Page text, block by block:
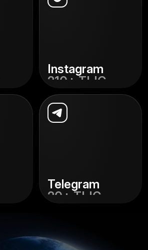
Instagram
210+ ТЫС.
Смотреть
Telegram
20+ ТЫС.